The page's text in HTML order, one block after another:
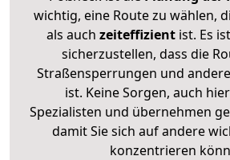
wichtig, eine Route zu wählen,
als auch zeiteffizientist. Es
sicherzustellen, dass die
Straßensperrungen und
ist. Keine Sorgen, auch
Spezialisten und übernehmen
damit Sie sich auf andere
konzentrieren